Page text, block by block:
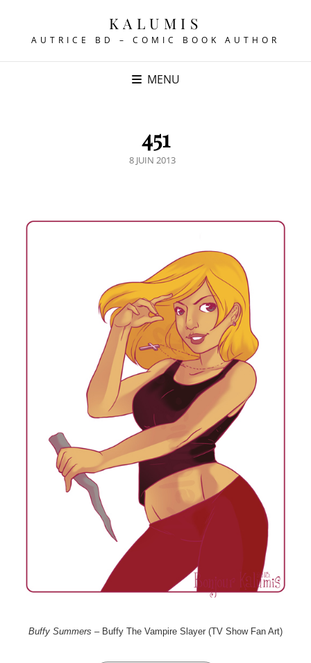
KALUMIS
AUTRICE BD – COMIC BOOK AUTHOR
MENU
451
POSTED
8 JUIN 2013
Buffy Summers – Buffy The Vampire Slayer (TV Show Fan Art)